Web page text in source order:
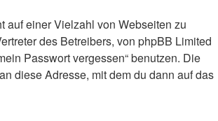
auf einer Vielzahl von Webseiten zu
des Betreibers, von phpBB Limited
Passwort vergessen“ benutzen. Die
diese Adresse, mit dem du dann auf das